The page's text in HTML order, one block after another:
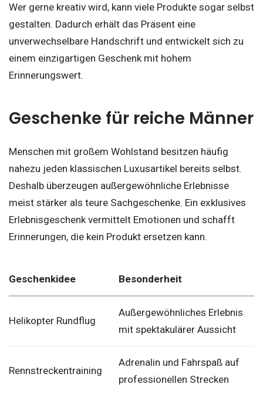
Wer gerne kreativ wird, kann viele Produkte sogar selbst
gestalten. Dadurch erhält das Präsent eine
unverwechselbare Handschrift und entwickelt sich zu
einem einzigartigen Geschenk mit hohem
Erinnerungswert.
Geschenke für reiche Männer
Menschen mit großem Wohlstand besitzen häufig
nahezu jeden klassischen Luxusartikel bereits selbst.
Deshalb überzeugen außergewöhnliche Erlebnisse
meist stärker als teure Sachgeschenke. Ein exklusives
Erlebnisgeschenk vermittelt Emotionen und schafft
Erinnerungen, die kein Produkt ersetzen kann.
Geschenkidee Besonderheit
Helikopter Rundflug
Außergewöhnliches Erlebnis
mit spektakulärer Aussicht
Rennstreckentraining
Adrenalin und Fahrspaß auf
professionellen Strecken